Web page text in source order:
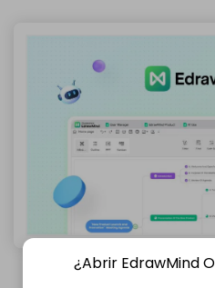
¿Abrir EdrawMind